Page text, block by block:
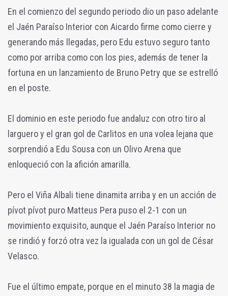
En el comienzo del segundo periodo dio un paso adelante
el Jaén Paraíso Interior con Aicardo firme como cierre y
generando más llegadas, pero Edu estuvo seguro tanto
como por arriba como con los pies, además de tener la
fortuna en un lanzamiento de Bruno Petry que se estrelló
en el poste.
El dominio en este periodo fue andaluz con otro tiro al
larguero y el gran gol de Carlitos en una volea lejana que
sorprendió a Edu Sousa con un Olivo Arena que
enloqueció con la afición amarilla.
Pero el Viña Albali tiene dinamita arriba y en un acción de
pívot pívot puro Matteus Pera puso el 2-1 con un
movimiento exquisito, aunque el Jaén Paraíso Interior no
se rindió y forzó otra vez la igualada con un gol de César
Velasco.
Fue el último empate, porque en el minuto 38 la magia de